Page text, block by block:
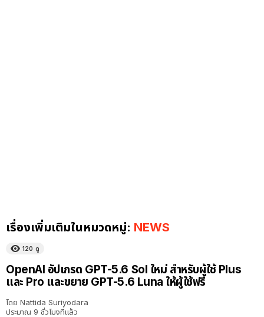
เรื่องเพิ่มเติมในหมวดหมู่: NEWS
120 ดู
OpenAI อัปเกรด GPT-5.6 Sol ใหม่ สำหรับผู้ใช้ Plus
และ Pro และขยาย GPT-5.6 Luna ให้ผู้ใช้ฟรี
โดย Nattida Suriyodara
ประมาณ 9 ชั่วโมงที่แล้ว